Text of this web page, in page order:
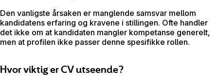
Den vanligste årsaken er manglende samsvar mellom
kandidatens erfaring og kravene i stillingen. Ofte handler
det ikke om at kandidaten mangler kompetanse generelt,
men at profilen ikke passer denne spesifikke rollen.
Hvor viktig er CV utseende?